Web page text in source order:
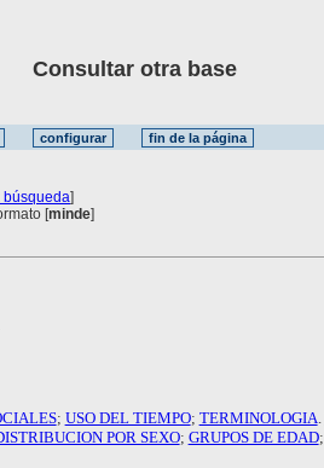
otra base
búsqueda]
[minde]
; USO DEL TIEMPO; TERMINOLOGIA
POR SEXO; GRUPOS DE EDAD;